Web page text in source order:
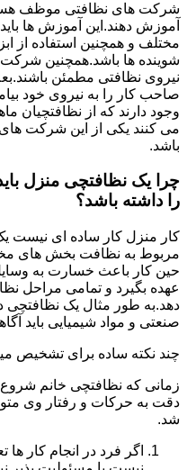
شرکت های نظافتی موظف
آموزش دهند.این آموزش ها
مختلف و همچنین استفاده از
شوینده ها باشد.همچنین
نیروی نظافتی مطمئن
صاحب کار را به نیروی خود
وجود دارند که از نظافتچیان
می کنند یکی از این شرکت
باشد.
چرا یک نظافتچی منزل
را داشته باشد؟
کار منزل کار ساده ای نیست
مربوط به نظافت بخش های
حین کار باعث خسارت به
عهده بگیرد و تمامی مراحل
دهد.به طور مثال یک نظافتچی
صنعتی و مواد شیمیایی باید
چند نکته ساده برای تشخیص
زمانی که نظافتچی خانم
دقت به حرکات و رفتار وی
شد.
اگر فرد در انجام کار ها